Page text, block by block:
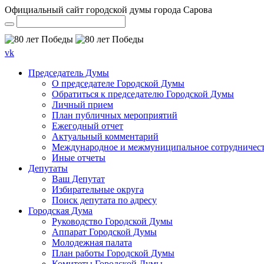
Официальный сайт городской думы города Сарова
vk
Председатель Думы
О председателе Городской Думы
Обратиться к председателю Городской Думы
Личный прием
План публичных мероприятий
Ежегодный отчет
Актуальный комментарий
Международное и межмуниципальное
Иные отчеты
Депутаты
Ваш Депутат
Избирательные округа
Поиск депутата по адресу
Городская Дума
Руководство Городской Думы
Аппарат Городской Думы
Молодежная палата
План работы Городской Думы